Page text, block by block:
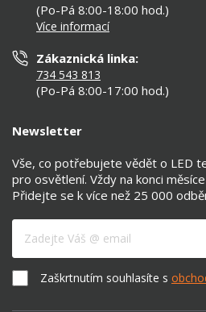
Osvětlení dle místnosti
Nastavení cookies
Prohlášení o přístupnosti
(Po-Pá 8:00-18:00 hod.)
Více informací
Zákaznická linka:
734 543 813
(Po-Pá 8:00-17:00 hod.)
Newsletter
Vše, co potřebujete vědět o LED
pro osvětlení. Vždy na konci
Přidejte se k více než 25 000
Váš e-mail
Zaškrtnutím souhlasíte s